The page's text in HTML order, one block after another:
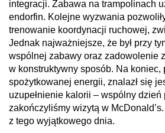
integracji. Zabawa na trampolinach
endorfin. Kolejne wyzwania
trenowanie koordynacji ruchowej,
Jednak najważniejsze, że był przy
wspólnej zabawy oraz zadowolenie
w konstruktywny sposób. Na koniec,
spożytkowanej energii, znalazł się
uzupełnienie kalorii – wspólny dzień
zakończyliśmy wizytą w
z tego wyjątkowego dnia.